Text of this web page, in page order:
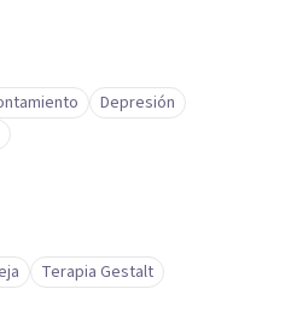
Depresión
Terapia Gestalt